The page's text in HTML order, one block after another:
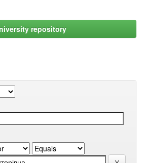
repository